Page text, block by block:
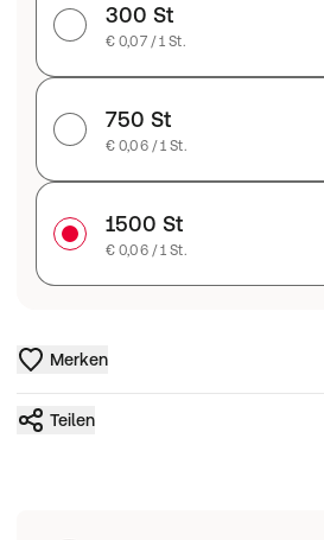
300 St
€ 0,07 / 1 St.
750 St
€ 0,06 / 1 St.
1500 St
€ 0,06 / 1 St.
Merken
Teilen